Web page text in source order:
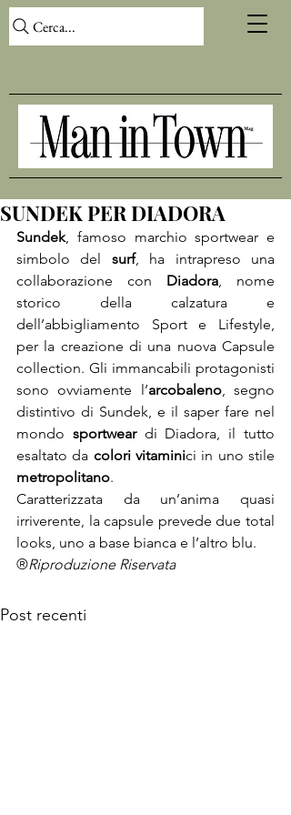
Cerca...
SUNDEK PER DIADORA
Sundek, famoso marchio sportwear e
simbolo del surf, ha intrapreso una
collaborazione con Diadora, nome
storico della calzatura e
dell’abbigliamento Sport e Lifestyle,
per la creazione di una nuova Capsule
collection. Gli immancabili protagonisti
sono ovviamente l’arcobaleno, segno
distintivo di Sundek, e il saper fare nel
mondo sportwear di Diadora, il tutto
esaltato da colori vitamini
metropolitano.
Caratterizzata da un’anima quasi
irriverente, la capsule prevede due total
looks, uno a base bianca e l’altro blu.
®Riproduzione Riservata
Post recenti